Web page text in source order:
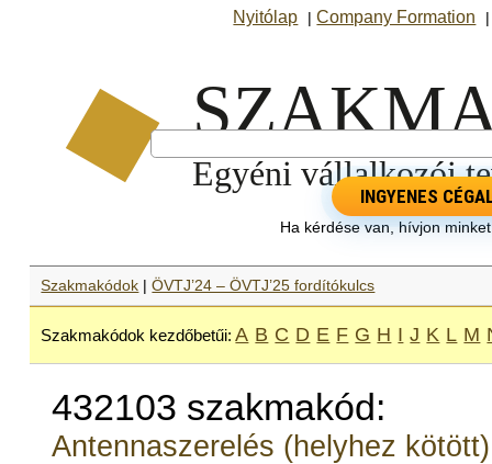
Nyitólap |Company Formation
INGYENES
Ha kérdése van, hívjon
Szakmakódok |ÖVTJ’24 – ÖVTJ’25 fordítókulcs
Szakmakódok kezdőbetűi: A B C D E F G H I J K L M
432103 szakmakód:
Antennaszerelés (helyhez kötött)